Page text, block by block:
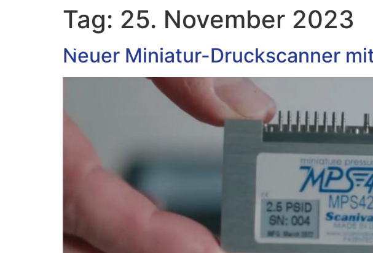
Tag: 25. November 2023
Neuer Miniatur-Druckscanner